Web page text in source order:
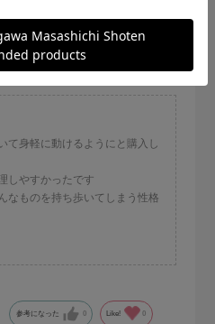
掛けで両手が使えて三歳の孫
を読む
身軽に動けるようにと購入し
しやすかったです
ものを持ち歩いてしまう性格
参考になった 0 Like! 0